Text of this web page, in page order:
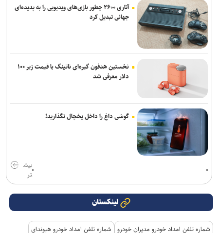
آتاری ۲۶۰۰ چطور بازی‌های ویدیویی را به پدیده‌ای
جهانی تبدیل کرد
نخستین هدفون گیره‌ای ناتینگ با قیمت زیر ۱۰۰
دلار معرفی شد
گوشی داغ را داخل یخچال نگذارید!
بیش
تر
لینکستان
شماره تلفن امداد خودرو مدیران خودرو
شماره تلفن امداد خودرو هیوندای